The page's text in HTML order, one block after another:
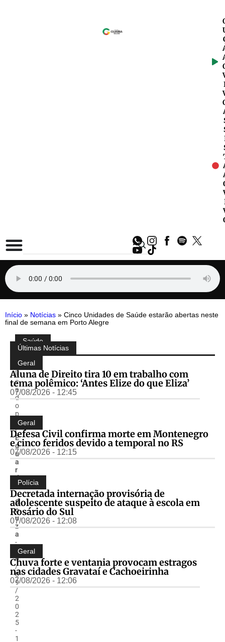
Início » Notícias » Cinco Unidades de Saúde estarão abertas neste
final de semana em Porto Alegre
Compartilhe:
Saúde
P
b
li
c
a
d
o
p
o
r
E
d
u
a
r
d
o
.
S
o
u
z
a
-
2
6
/
0
9
/
2
0
2
5
-
1
Últimas Notícias
Geral
Aluna de Direito tira 10 em trabalho com
tema polêmico: ‘Antes Elize do que Eliza’
07/08/2026 - 12:45
Geral
Defesa Civil confirma morte em Montenegro
e cinco feridos devido a temporal no RS
07/08/2026 - 12:15
Polícia
Decretada internação provisória de
adolescente suspeito de ataque à escola em
Rosário do Sul
07/08/2026 - 12:08
Geral
Chuva forte e ventania provocam estragos
nas cidades Gravataí e Cachoeirinha
07/08/2026 - 12:06